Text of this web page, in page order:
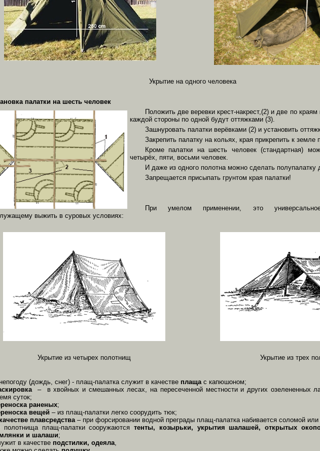
Укрытие на одного человека
палатки на шесть человек
Положить две веревки крест-накрест,(2) и две по
каждой стороны по одной будут оттяжками (3).
Зашнуровать палатки верёвками (2) и установить
Закрепить палатку на кольях, края прикрепить к земле
Кроме палатки на шесть человек (стандартная)
четырёх, пяти, восьми человек.
И даже из одного полотна можно сделать полупалатку
Запрещается присыпать грунтом края палатки!
При умелом применении, это
выжить в суровых условиях:
Укрытие из четырех полотнищ Укрытие из трех
(дождь, снег) - плащ-палатка служит в качестве плаща с капюшоном;
– в хвойных и смешанных лесах, на пересеченной местности и других озелененных
суток;
раненых;
вещей – из плащ-палатки легко соорудить тюк;
плавсредства– при форсировании водной преграды плащ-палатка набивается соломой
полотнища плащ-палатки сооружаются тенты, козырьки, укрытия шалашей, открытых
и шалаши;
в качестве подстилки, одеяла,